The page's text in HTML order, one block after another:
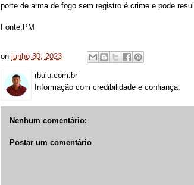
porte de arma de fogo sem registro é crime e pode
Fonte:PM
on junho 30, 2023
rbuiu.com.br
Informação com credibilidade e confiança.
Nenhum comentário:
Postar um comentário